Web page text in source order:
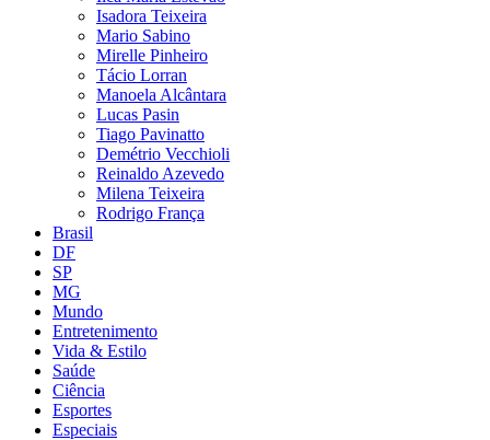
Isadora Teixeira
Mario Sabino
Mirelle Pinheiro
Tácio Lorran
Manoela Alcântara
Lucas Pasin
Tiago Pavinatto
Demétrio Vecchioli
Reinaldo Azevedo
Milena Teixeira
Rodrigo França
Brasil
DF
SP
MG
Mundo
Entretenimento
Vida & Estilo
Saúde
Ciência
Esportes
Especiais